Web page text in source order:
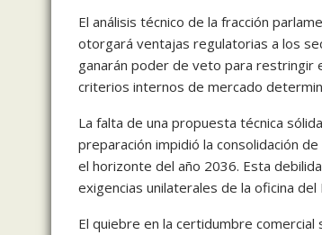
El análisis técnico de la fracción
otorgará ventajas regulatorias a los
ganarán poder de veto para restringir
criterios internos de mercado
La falta de una propuesta técnica
preparación impidió la consolidación
el horizonte del año 2036. Esta
exigencias unilaterales de la oficina
El quiebre en la certidumbre